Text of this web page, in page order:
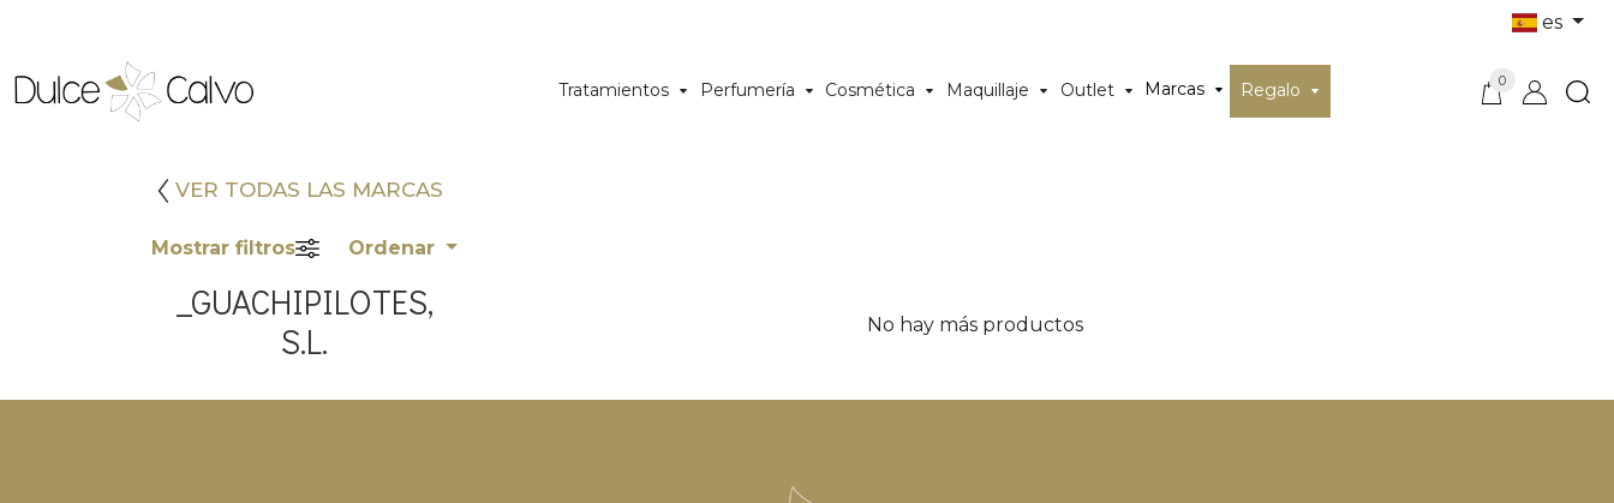
es
Tratamientos Perfumería Cosmética Maquillaje Outlet Marcas Regalo 0
VER TODAS LAS MARCAS
Mostrar filtros Ordenar
_GUACHIPILOTES,
S.L.
No hay más productos